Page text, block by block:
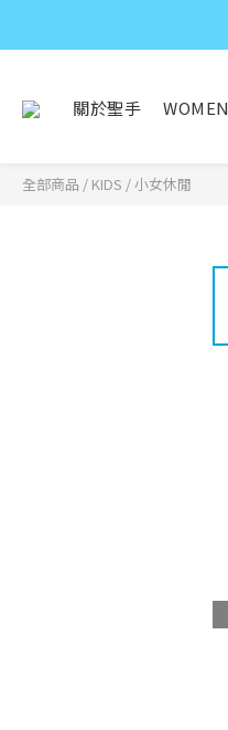
關於聖手 WOMEN
全部商品 / KIDS /小女休閒